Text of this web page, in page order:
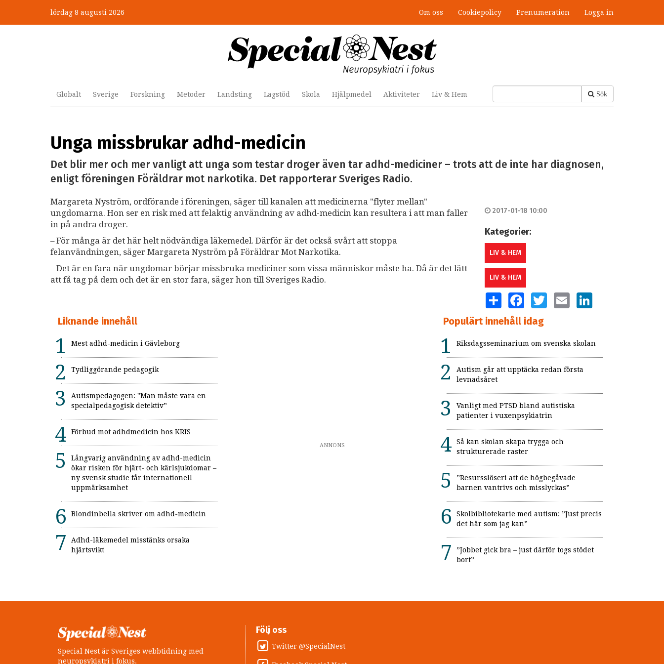
huvudinnehåll
lördag 8 augusti 2026 Om oss Cookiepolicy Prenumeration Logga in
Sök
Globalt Sverige Forskning Metoder Landsting Lagstöd Skola Hjälpmedel Aktiviteter Liv & Hem
Unga missbrukar adhd-medicin
Det blir mer och mer vanligt att unga som testar droger även tar adhd-mediciner – trots att de inte har diagnosen,
enligt föreningen Föräldrar mot narkotika. Det rapporterar Sveriges Radio.
Margareta Nyström, ordförande i föreningen, säger till kanalen att medicinerna "flyter mellan"
ungdomarna. Hon ser en risk med att felaktig användning av adhd-medicin kan resultera i att man faller
in på andra droger.
– För många är det här helt nödvändiga läkemedel. Därför är det också svårt att stoppa
felanvändningen, säger Margareta Nyström på Föräldrar Mot Narkotika.
– Det är en fara när ungdomar börjar missbruka mediciner som vissa människor måste ha. Då är det lätt
att få tag på dem och det är en stor fara, säger hon till Sveriges Radio.
2017-01-18 10:00
Kategorier:
LIV & HEM
LIV & HEM
SHARE FACEBOOKTWITTEREMAIL LINKEDIN
Liknande innehåll
Mest adhd-medicin i Gävleborg
Tydliggörande pedagogik
Autismpedagogen: "Man måste vara en
specialpedagogisk detektiv”
Förbud mot adhdmedicin hos KRIS
Långvarig användning av adhd-medicin
ökar risken för hjärt- och kärlsjukdomar –
ny svensk studie får internationell
uppmärksamhet
Blondinbella skriver om adhd-medicin
Adhd-läkemedel misstänks orsaka
hjärtsvikt
ANNONS
Populärt innehåll idag
Riksdagsseminarium om svenska skolan
Autism går att upptäcka redan första
levnadsåret
Vanligt med PTSD bland autistiska
patienter i vuxenpsykiatrin
Så kan skolan skapa trygga och
strukturerade raster
”Resursslöseri att de högbegåvade
barnen vantrivs och misslyckas”
Skolbibliotekarie med autism: ”Just precis
det här som jag kan”
”Jobbet gick bra – just därför togs stödet
bort”
Special Nest är Sveriges webbtidning med
neuropsykiatri i fokus.
Följ oss
Twitter @SpecialNest